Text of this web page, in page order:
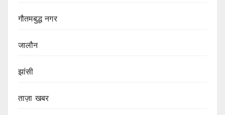
गौतमबुद्ध नगर
जालौन
झांसी
ताज़ा खबर